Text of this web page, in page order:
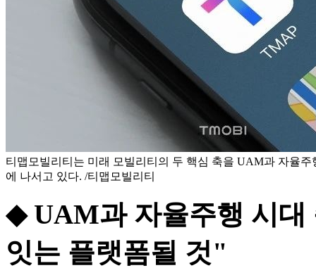
티맵모빌리티는 미래 모빌리티의 두 핵심 축을 UAM과 자율
에 나서고 있다. /티맵모빌리티
◆ UAM과 자율주행 시
잇는 플랫폼될 것"